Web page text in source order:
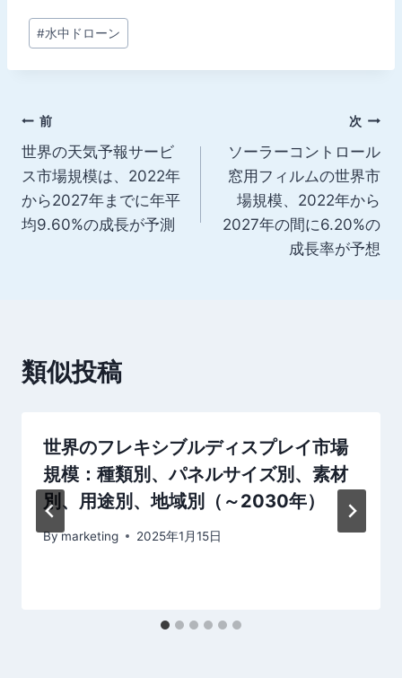
投
稿
タ
#水中ドローン
投
稿
ナ
ビ
シ
ョ
前
世界の天気予報サービ
ス市場規模は、2022年
から2027年までに年平
均9.60%の成長が予測
次
ソーラーコントロール
窓用フィルムの世界市
場規模、2022年から
2027年の間に6.20%の
成長率が予想
類似投稿
世界のフレキシブルディスプレイ市場
規模：種類別、パネルサイズ別、素材
別、用途別、地域別（～2030年）
Bymarketing 2025年1月15日